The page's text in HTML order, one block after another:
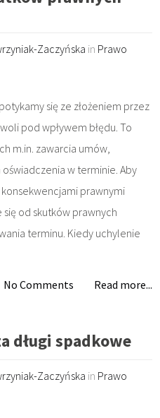
Zaczyńska in Prawo
się ze złożeniem przez
pod wpływem błędu. To
m.in. zawarcia umów,
oświadczenia w terminie. Aby
prawnymi
od skutków prawnych
terminu. Kiedy uchylenie
No Comments Read more...
długi spadkowe
Zaczyńska in Prawo